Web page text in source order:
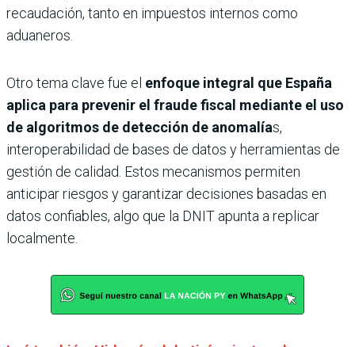
recaudación, tanto en impuestos internos como
aduaneros.
Otro tema clave fue el enfoque integral que España
aplica para prevenir el fraude fiscal mediante el uso
de algoritmos de detección de anomalías,
interoperabilidad de bases de datos y herramientas de
gestión de calidad. Estos mecanismos permiten
anticipar riesgos y garantizar decisiones basadas en
datos confiables, algo que la DNIT apunta a replicar
localmente.